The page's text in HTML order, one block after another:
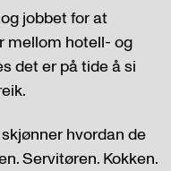
jobbet for at
mellom hotell- og
det er på tide å si
hvordan de
Servitøren. Kokken.